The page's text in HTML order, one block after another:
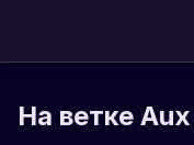
На ветке